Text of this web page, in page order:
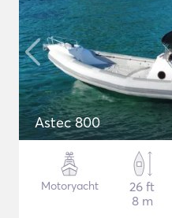
Astec 800
Motoryacht
26 ft
8 m